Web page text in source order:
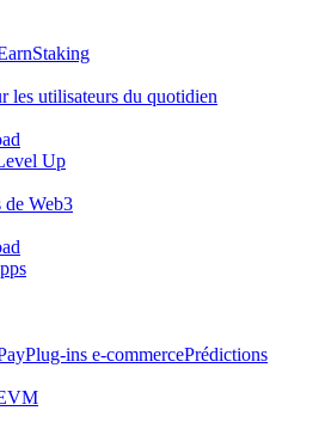
Staking
les utilisateurs du quotidien
Up
de Web3
Plug-ins e-commercePrédictions